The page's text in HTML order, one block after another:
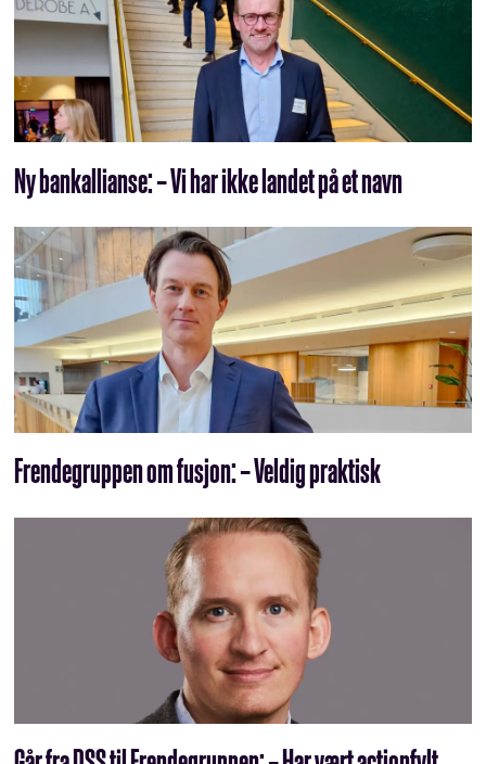
Ny bankallianse: – Vi har ikke landet på et navn
Frendegruppen om fusjon: – Veldig praktisk